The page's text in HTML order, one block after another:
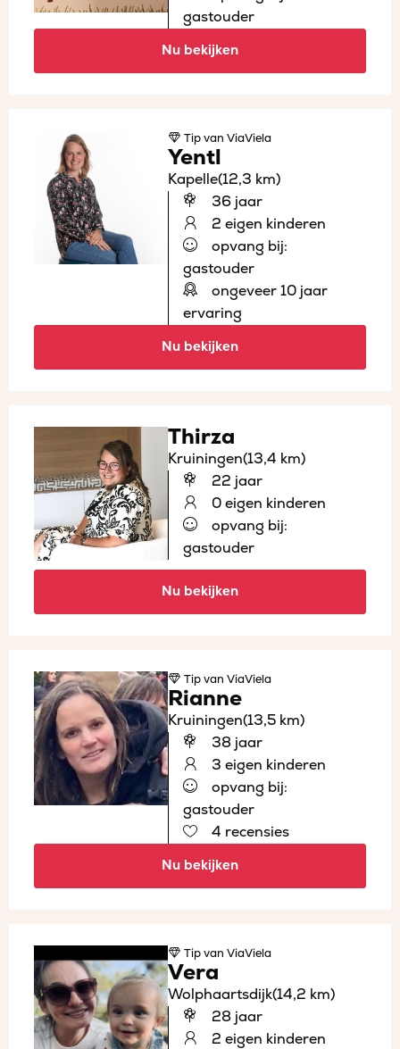
gastouder
Nu bekijken
Tipvan ViaViela
Yentl
Kapelle(12,3 km)
36 jaar
2 eigen kinderen
opvang bij:
gastouder
ongeveer 10 jaar
ervaring
Nu bekijken
Thirza
Kruiningen(13,4 km)
22 jaar
0 eigen kinderen
opvang bij:
gastouder
Nu bekijken
Tipvan ViaViela
Rianne
Kruiningen(13,5 km)
38 jaar
3 eigen kinderen
opvang bij:
gastouder
4 recensies
Nu bekijken
Tipvan ViaViela
Vera
Wolphaartsdijk(14,2 km)
28 jaar
2 eigen kinderen